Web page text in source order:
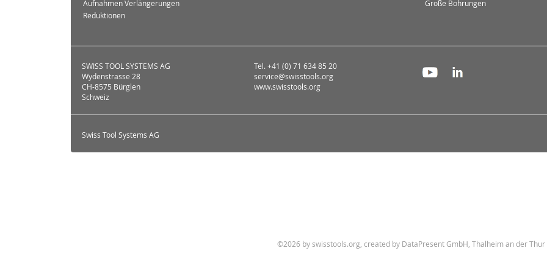
Aufnahmen Verlängerungen
Reduktionen
Große Bohrungen
SWISS TOOL SYSTEMS AG
Wydenstrasse 28
CH-8575 Bürglen
Schweiz
Tel. +41 (0) 71 634 85 20
service@swisstools.org
www.swisstools.org
Swiss Tool Systems AG
©2026 by swisstools.org, created by DataPresent GmbH, Thalheim an der Thur